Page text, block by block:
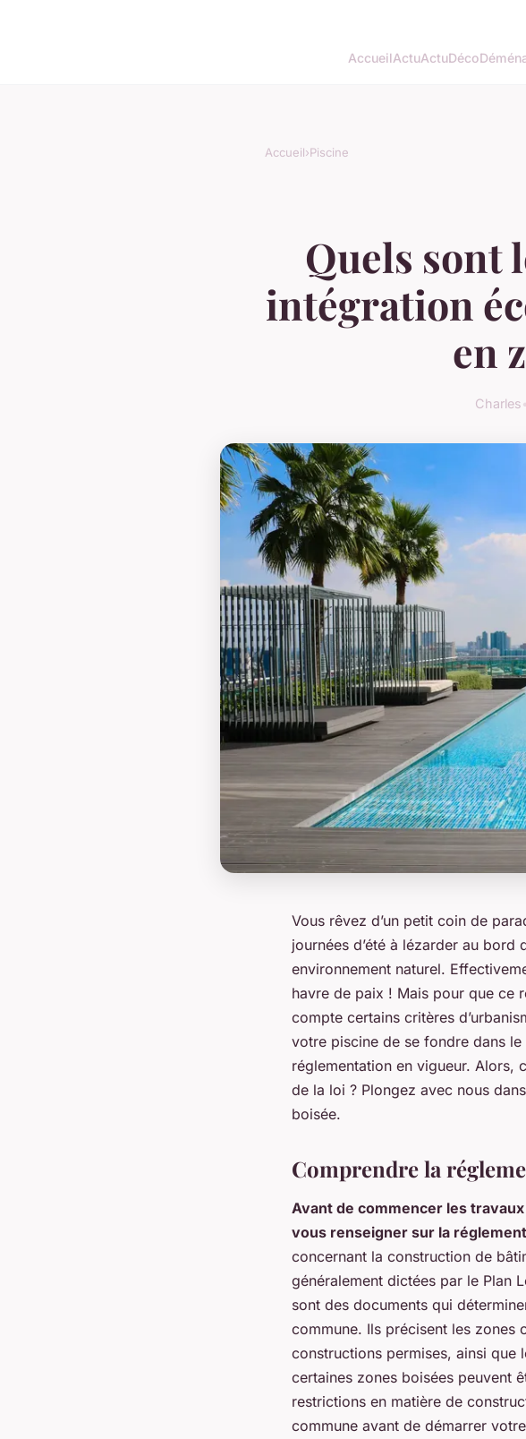
AccueilActuActuDéco
Accueil›Piscine
Quels sont
intégration
en
Charles•
Vous rêvez d’un petit coin de
journées d’été à lézarder au
environnement naturel.
havre de paix ! Mais pour que ce
compte certains critères
votre piscine de se fondre dans
réglementation en vigueur. Alors,
de la loi ? Plongez avec nous
boisée.
Comprendre la
Avant de commencer les
vous renseigner sur la
concernant la construction de
généralement dictées par le Plan
sont des documents qui
commune. Ils précisent les zones
constructions permises, ainsi que
certaines zones boisées peuvent
restrictions en matière de
commune avant de démarrer